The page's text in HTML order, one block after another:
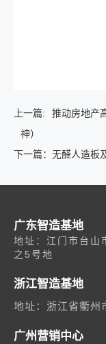
上一篇:
推动房地产
神）
下一篇： 无醛人造板
广东智造基地
地址：江门市台山
之5号地
浙江智造基地
地址：浙江省衢州
广州营销中心